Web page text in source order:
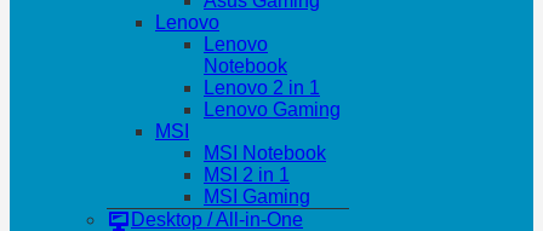
Lenovo
Lenovo
Notebook
Lenovo 2 in 1
Lenovo Gaming
MSI
MSI Notebook
MSI 2 in 1
MSI Gaming
Desktop / All-in-One